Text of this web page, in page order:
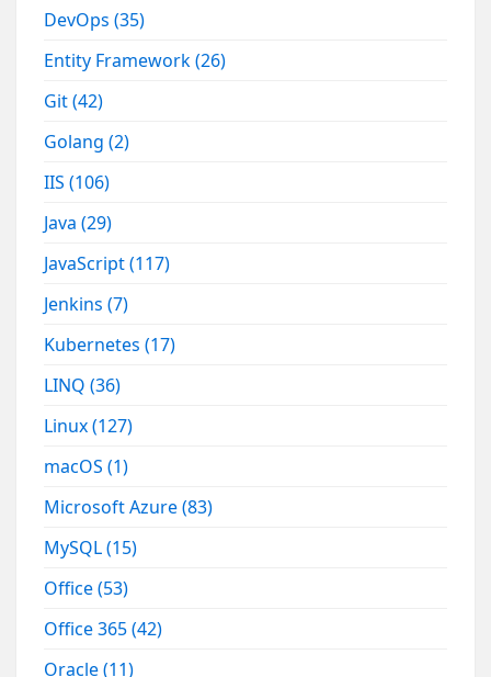
DevOps(35)
Entity Framework(26)
Git(42)
Golang(2)
IIS(106)
Java(29)
JavaScript(117)
Jenkins(7)
Kubernetes(17)
LINQ(36)
Linux(127)
macOS(1)
Microsoft Azure(83)
MySQL(15)
Office(53)
Office 365(42)
Oracle(11)